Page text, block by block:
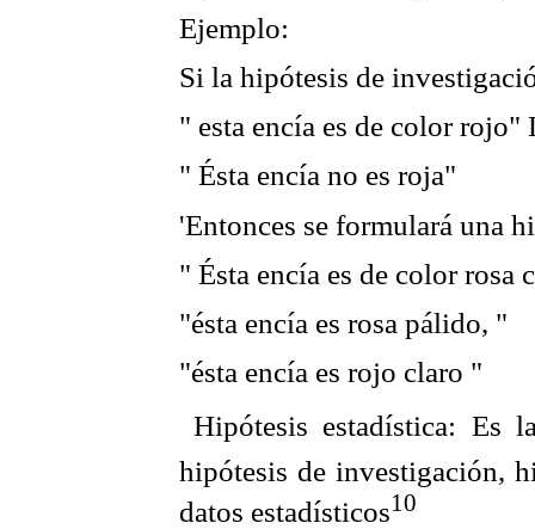
Ejemplo:
Si la hipótesis de
" esta encía es de color
" Ésta encía no es roja"
'Entonces se formulará una
" Ésta encía es de color rosa
"ésta encía es rosa pálido, "
"ésta encía es rojo claro "
 Hipótesis estadística:
hipótesis de investigación,
datos estadísticos10